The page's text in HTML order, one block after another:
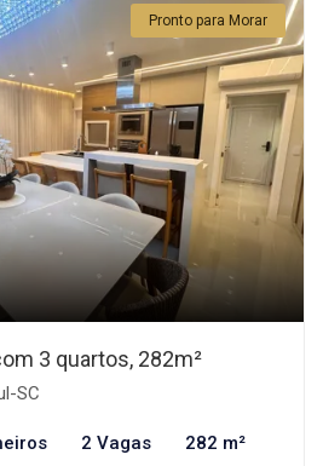
Pronto para Morar
3 quartos, 282m²
SC
2 Vagas 282 m²